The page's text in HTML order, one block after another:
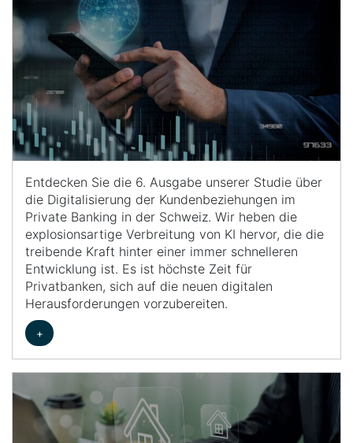
Entdecken Sie die 6. Ausgabe unserer Studie über
die Digitalisierung der Kundenbeziehungen im
Private Banking in der Schweiz. Wir heben die
explosionsartige Verbreitung von KI hervor, die die
treibende Kraft hinter einer immer schnelleren
Entwicklung ist. Es ist höchste Zeit für
Privatbanken, sich auf die neuen digitalen
Herausforderungen vorzubereiten.
+